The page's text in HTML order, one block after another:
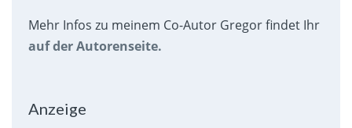
Mehr Infos zu meinem Co-Autor Gregor findet Ihr
auf der Autorenseite.
Anzeige